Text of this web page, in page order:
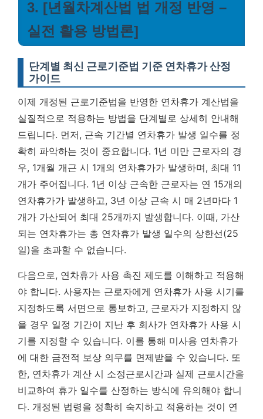
3. [년월차계산법 법 개정 반영 –
실전 활용 방법론]
단계별 최신 근로기준법 기준 연차휴가 산정
가이드
이제 개정된 근로기준법을 반영한 연차휴가 계산법을
실질적으로 적용하는 방법을 단계별로 상세히 안내해
드립니다. 먼저, 근속 기간별 연차휴가 발생 일수를 정
확히 파악하는 것이 중요합니다. 1년 미만 근로자의 경
우, 1개월 개근 시 1개의 연차휴가가 발생하며, 최대 11
개가 주어집니다. 1년 이상 근속한 근로자는 연 15개의
연차휴가가 발생하고, 3년 이상 근속 시 매 2년마다 1
개가 가산되어 최대 25개까지 발생합니다. 이때, 가산
되는 연차휴가는 총 연차휴가 발생 일수의 상한선(25
일)을 초과할 수 없습니다.
다음으로, 연차휴가 사용 촉진 제도를 이해하고 적용해
야 합니다. 사용자는 근로자에게 연차휴가 사용 시기를
지정하도록 서면으로 통보하고, 근로자가 지정하지 않
을 경우 일정 기간이 지난 후 회사가 연차휴가 사용 시
기를 지정할 수 있습니다. 이를 통해 미사용 연차휴가
에 대한 금전적 보상 의무를 면제받을 수 있습니다. 또
한, 연차휴가 계산 시 소정근로시간과 실제 근로시간을
비교하여 휴가 일수를 산정하는 방식에 유의해야 합니
다. 개정된 법령을 정확히 숙지하고 적용하는 것이 연